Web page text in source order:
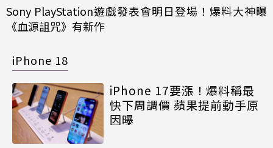
Sony PlayStation遊戲發表會明日登場！爆料大神曝
《血源詛咒》有新作
iPhone 18
iPhone 17要漲！爆料稱最
快下周調價 蘋果提前動手原
因曝